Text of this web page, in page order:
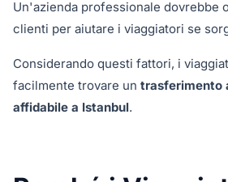
Un'azienda professionale dovrebbe
clienti per aiutare i viaggiatori se
Considerando questi fattori, i
facilmente trovare un trasferimento
affidabile a Istanbul.